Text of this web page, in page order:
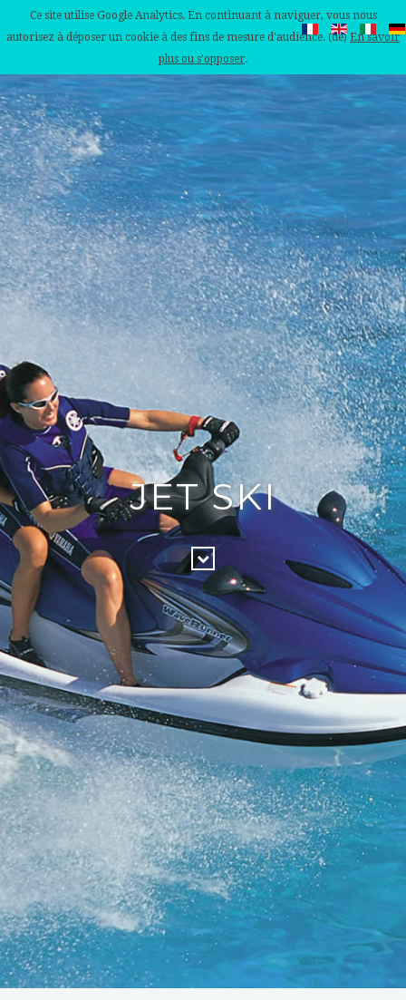
Ce site utilise Google Analytics. En continuant à naviguer, vous nous
autorisez à déposer un cookie à des fins de mesure d'audience. (de) En savoir
plus ou s'opposer.
JET SKI